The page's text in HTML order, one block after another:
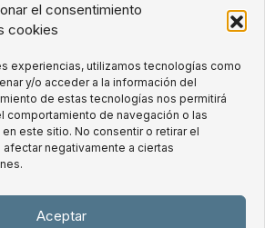
el consentimiento
cookies
experiencias, utilizamos tecnologías como
y/o acceder a la información del
de estas tecnologías nos permitirá
comportamiento de navegación o las
este sitio. No consentir o retirar el
negativamente a ciertas
Aceptar
en derecho contractual,